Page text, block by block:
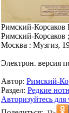
Римский-Корсаков
Римский-
Москва : Музгиз,
Электрон. версия
Автор: Римский-
Раздел: Редкие
Авторизуйтесь для